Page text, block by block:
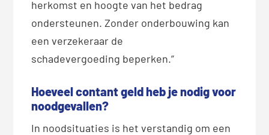
herkomst en hoogte van het bedrag
ondersteunen. Zonder onderbouwing kan
een verzekeraar de
schadevergoeding beperken.”
Hoeveel contant geld heb je nodig voor
noodgevallen?
In noodsituaties is het verstandig om een